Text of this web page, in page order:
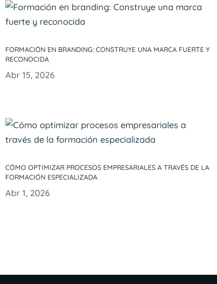
Formación en branding: Construye una marca fuerte y
reconocida
Abr 15, 2026
Cómo optimizar procesos empresariales a través de la
formación especializada
Abr 1, 2026